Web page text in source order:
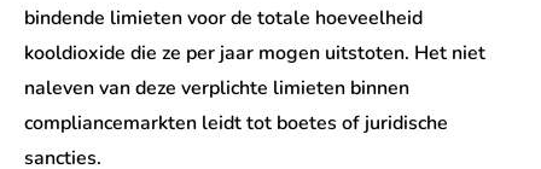
bindende limieten voor de totale hoeveelheid
kooldioxide die ze per jaar mogen uitstoten. Het niet
naleven van deze verplichte limieten binnen
compliancemarkten leidt tot boetes of juridische
sancties.